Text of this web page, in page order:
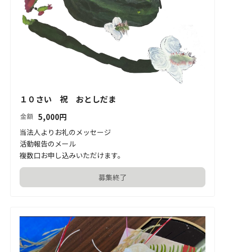
１０さい 祝 おとしだま
金額 5,000円
当法人よりお礼のメッセージ
活動報告のメール
複数口お申し込みいただけます。
募集終了